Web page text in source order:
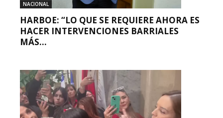
NACIONAL
HARBOE: “LO QUE SE REQUIERE AHORA ES
HACER INTERVENCIONES BARRIALES
MÁS...